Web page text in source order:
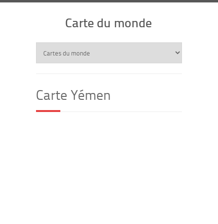
Carte du monde
Carte Yémen